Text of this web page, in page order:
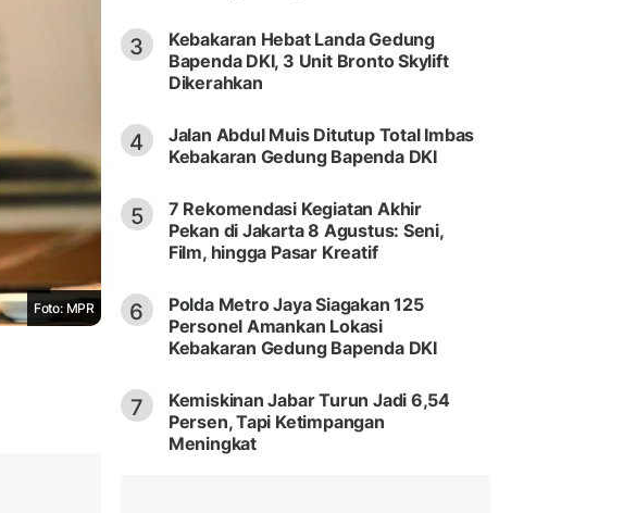
Foto: MPR
3
Kebakaran Hebat Landa Gedung
Bapenda DKI, 3 Unit Bronto Skylift
Dikerahkan
4
Jalan Abdul Muis Ditutup Total Imbas
Kebakaran Gedung Bapenda DKI
5
7 Rekomendasi Kegiatan Akhir
Pekan di Jakarta 8 Agustus: Seni,
Film, hingga Pasar Kreatif
6
Polda Metro Jaya Siagakan 125
Personel Amankan Lokasi
Kebakaran Gedung Bapenda DKI
7
Kemiskinan Jabar Turun Jadi 6,54
Persen, Tapi Ketimpangan
Meningkat